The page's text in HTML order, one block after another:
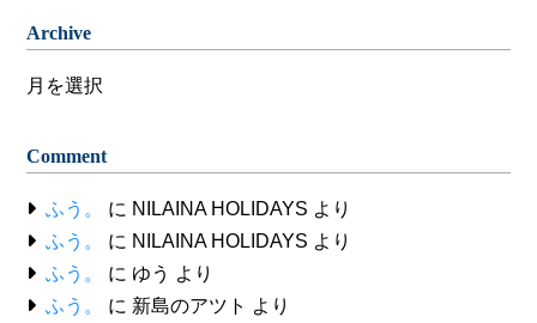
Archive
Archive
Comment
ふう。 に NILAINA HOLIDAYS より
ふう。
に NILAINA HOLIDAYS より
ふう。
に ゆう より
ふう。
に 新島のアツト より